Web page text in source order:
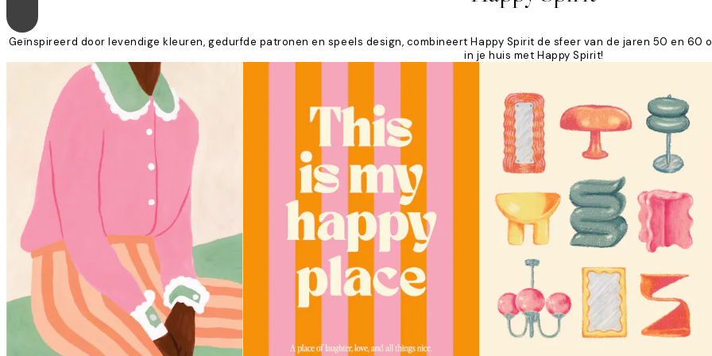
Geïnspireerd door levendige kleuren, gedurfde patronen en speels design, combineert Happy Spirit de sfeer van de jaren 50 en
in je huis met Happy Spirit!